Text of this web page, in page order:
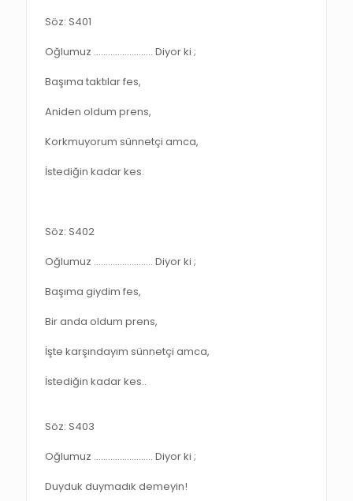
Söz: S401
Oğlumuz ……………………. Diyor ki ;
Başıma taktılar fes,
Aniden oldum prens,
Korkmuyorum sünnetçi amca,
İstediğin kadar kes.
Söz: S402
Oğlumuz ……………………. Diyor ki ;
Başıma giydim fes,
Bir anda oldum prens,
İşte karşındayım sünnetçi amca,
İstediğin kadar kes..
Söz: S403
Oğlumuz ……………………. Diyor ki ;
Duyduk duymadık demeyin!